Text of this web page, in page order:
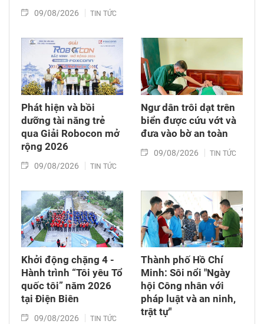
09/08/2026 TIN TỨC
Phát hiện và bồi
dưỡng tài năng trẻ
qua Giải Robocon mở
rộng 2026
09/08/2026 TIN TỨC
Ngư dân trôi dạt trên
biển được cứu vớt và
đưa vào bờ an toàn
09/08/2026 TIN TỨC
Khởi động chặng 4 -
Hành trình “Tôi yêu Tổ
quốc tôi” năm 2026
tại Điện Biên
09/08/2026 TIN TỨC
Thành phố Hồ Chí
Minh: Sôi nổi "Ngày
hội Công nhân với
pháp luật và an ninh,
trật tự"